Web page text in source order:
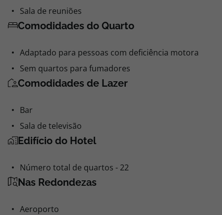
Sala de reuniões
Comodidades do Quarto
Adaptado para pessoas com deficiência motora
Sem quartos para fumadores
Comodidades de Lazer
Bar
Sala de televisão
Edifício do Hotel
Número total de quartos - 22
Nas Redondezas
Aeroporto